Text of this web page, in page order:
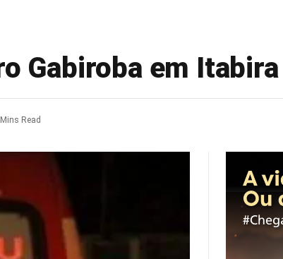
Gabiroba em Itabira
Read